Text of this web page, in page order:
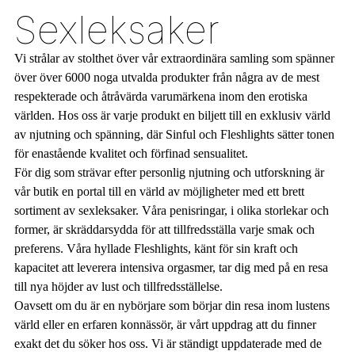
Sexleksaker
Vi strålar av stolthet över vår extraordinära samling som spänner
över över 6000 noga utvalda produkter från några av de mest
respekterade och åtråvärda varumärkena inom den erotiska
världen. Hos oss är varje produkt en biljett till en exklusiv värld
av njutning och spänning, där Sinful och Fleshlights sätter tonen
för enastående kvalitet och förfinad sensualitet.
För dig som strävar efter personlig njutning och utforskning är
vår butik en portal till en värld av möjligheter med ett brett
sortiment av sexleksaker. Våra penisringar, i olika storlekar och
former, är skräddarsydda för att tillfredsställa varje smak och
preferens. Våra hyllade Fleshlights, känt för sin kraft och
kapacitet att leverera intensiva orgasmer, tar dig med på en resa
till nya höjder av lust och tillfredsställelse.
Oavsett om du är en nybörjare som börjar din resa inom lustens
värld eller en erfaren konnässör, är vårt uppdrag att du finner
exakt det du söker hos oss. Vi är ständigt uppdaterade med de